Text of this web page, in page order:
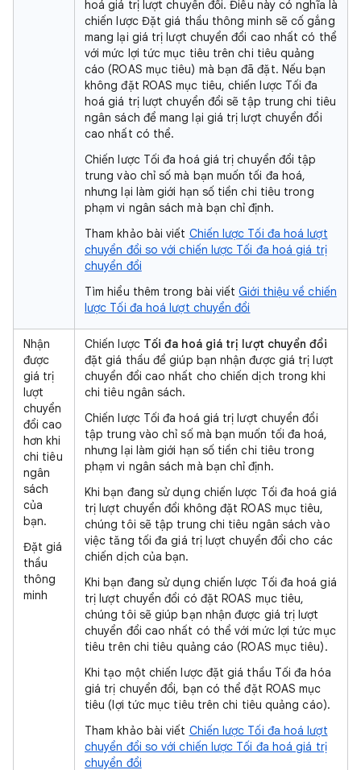
hoá giá trị lượt chuyển đổi. Điều này có nghĩa là
chiến lược Đặt giá thầu thông minh sẽ cố gắng
mang lại giá trị lượt chuyển đổi cao nhất có thể
với mức lợi tức mục tiêu trên chi tiêu quảng
cáo (ROAS mục tiêu) mà bạn đã đặt. Nếu bạn
không đặt ROAS mục tiêu, chiến lược Tối đa
hoá giá trị lượt chuyển đổi sẽ tập trung chi tiêu
ngân sách để mang lại giá trị lượt chuyển đổi
cao nhất có thể.
Chiến lược Tối đa hoá giá trị chuyển đổi tập
trung vào chỉ số mà bạn muốn tối đa hoá,
nhưng lại làm giới hạn số tiền chi tiêu trong
phạm vi ngân sách mà bạn chỉ định.
Tham khảo bài viết Chiến lược Tối đa hoá lượt
chuyển đổi so với chiến lược Tối đa hoá giá trị
chuyển đổi
Tìm hiểu thêm trong bài viếtGiới thiệu về chiến
lược Tối đa hoá lượt chuyển đổi
Nhận
được
giá trị
lượt
chuyển
đổi cao
hơn khi
chi tiêu
ngân
sách
của
bạn.
Đặt giá
thầu
thông
minh
Chiến lược Tối đa hoá giá trị lượt chuyển đổi
đặt giá thầu để giúp bạn nhận được giá trị lượt
chuyển đổi cao nhất cho chiến dịch trong khi
chi tiêu ngân sách.
Chiến lược Tối đa hoá giá trị lượt chuyển đổi
tập trung vào chỉ số mà bạn muốn tối đa hoá,
nhưng lại làm giới hạn số tiền chi tiêu trong
phạm vi ngân sách mà bạn chỉ định.
Khi bạn đang sử dụng chiến lược Tối đa hoá giá
trị lượt chuyển đổi không đặt ROAS mục tiêu,
chúng tôi sẽ tập trung chi tiêu ngân sách vào
việc tăng tối đa giá trị lượt chuyển đổi cho các
chiến dịch của bạn.
Khi bạn đang sử dụng chiến lược Tối đa hoá giá
trị lượt chuyển đổi có đặt ROAS mục tiêu,
chúng tôi sẽ giúp bạn nhận được giá trị lượt
chuyển đổi cao nhất có thể với mức lợi tức mục
tiêu trên chi tiêu quảng cáo (ROAS mục tiêu).
Khi tạo một chiến lược đặt giá thầu Tối đa hóa
giá trị chuyển đổi, bạn có thể đặt ROAS mục
tiêu (lợi tức mục tiêu trên chi tiêu quảng cáo).
Tham khảo bài viết Chiến lược Tối đa hoá lượt
chuyển đổi so với chiến lược Tối đa hoá giá trị
chuyển đổi